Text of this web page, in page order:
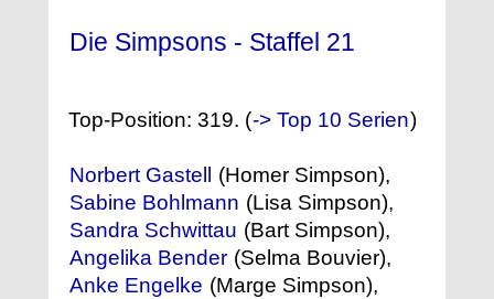
Die Simpsons - Staffel 21
Top-Position: 319. (-> Top 10 Serien)
Norbert Gastell (Homer Simpson),
Sabine Bohlmann (Lisa Simpson),
Sandra Schwittau (Bart Simpson),
Angelika Bender (Selma Bouvier),
Anke Engelke (Marge Simpson),